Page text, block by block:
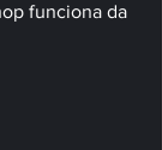
funciona da